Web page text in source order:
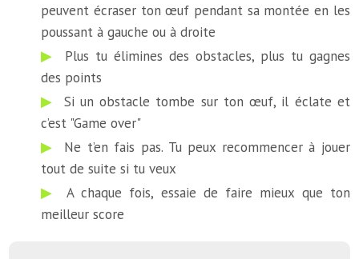
peuvent écraser ton œuf pendant sa montée en les
poussant à gauche ou à droite
Plus tu élimines des obstacles, plus tu gagnes
des points
Si un obstacle tombe sur ton œuf, il éclate et
c’est "Game over"
Ne t’en fais pas. Tu peux recommencer à jouer
tout de suite si tu veux
A chaque fois, essaie de faire mieux que ton
meilleur score